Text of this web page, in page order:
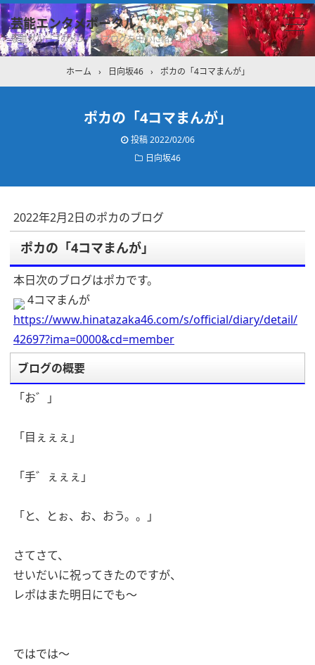
芸能エンタメポータル
坂道グループのメンバーブログを中心に紹介しています
ホーム › 日向坂46 › ポカの「4コマまんが」
ポカの「4コマまんが」
投稿2022/02/06
日向坂46
2022年2月2日のポカのブログ
ポカの「4コマまんが」
本日次のブログはポカです。
4コマまんが
https://www.hinatazaka46.com/s/official/diary/detail/
42697?ima=0000&cd=member
ブログの概要
「お゛」
「目ぇぇぇ」
「手゛ぇぇぇ」
「と、とぉ、お、おう。。」
さてさて、
せいだいに祝ってきたのですが、
レポはまた明日にでも〜
ではでは〜